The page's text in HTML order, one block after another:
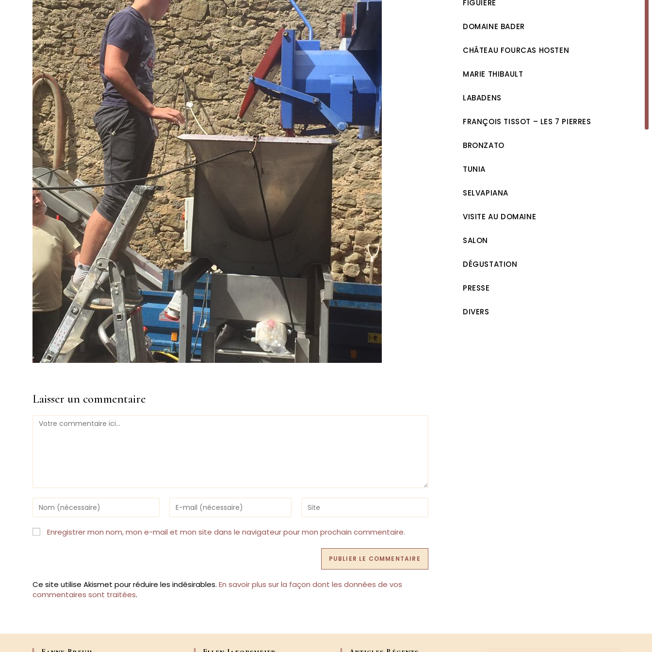
Laisser un commentaire
Comment
Enter
your
name
or
username
Enter
your
email
address
Saisir
l’URL
de
votre
(facultatif)
Enregistrer mon nom, mon e-mail et mon site dans le navigateur pour mon prochain commentaire.
Ce site utilise Akismet pour réduire les indésirables.En savoir plus sur la façon dont les données de vos
commentaires sont traitées.
FIGUIÈRE
DOMAINE BADER
CHÂTEAU FOURCAS HOSTEN
MARIE THIBAULT
LABADENS
FRANÇOIS TISSOT – LES 7 PIERRES
BRONZATO
TUNIA
SELVAPIANA
VISITE AU DOMAINE
SALON
DÉGUSTATION
PRESSE
DIVERS